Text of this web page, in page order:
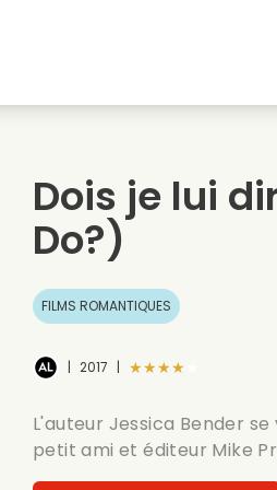
Date films
Dois je lui
Do?)
FILMS ROMANTIQUES
| 2017 | ★★★★★
L'auteur Jessica Bender
petit ami et éditeur Mike